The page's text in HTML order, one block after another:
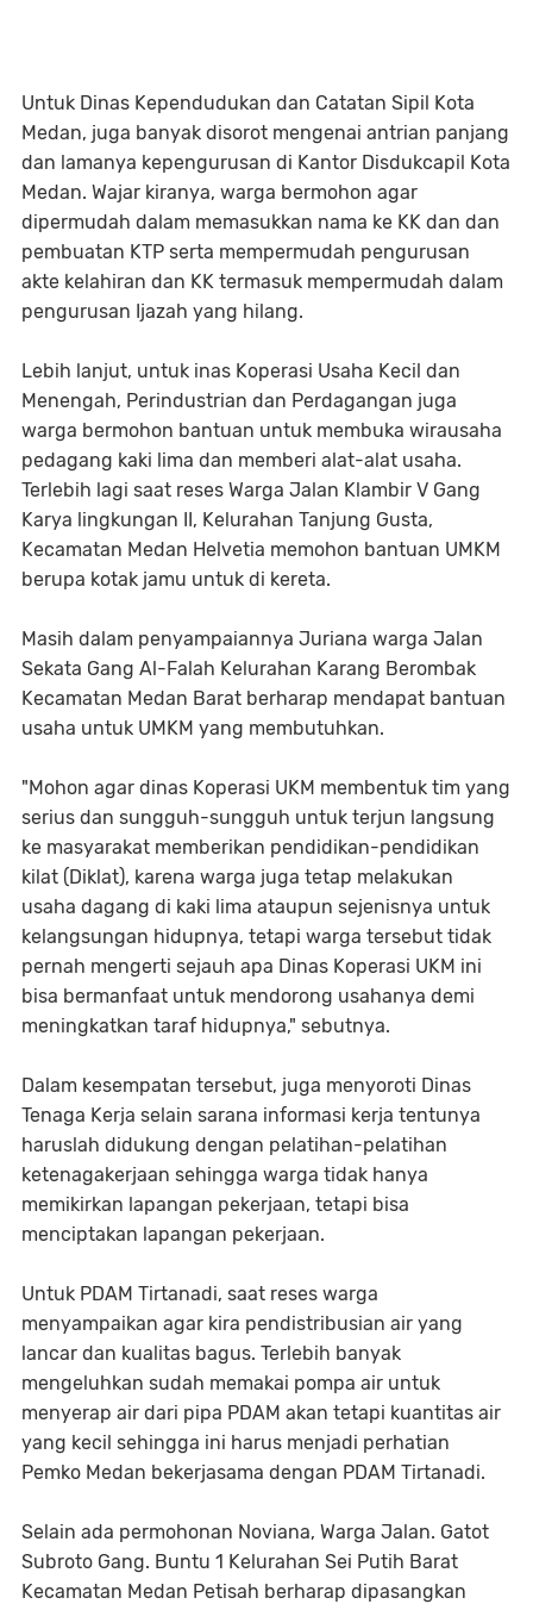
Untuk Dinas Kependudukan dan Catatan Sipil Kota
Medan, juga banyak disorot mengenai antrian panjang
dan lamanya kepengurusan di Kantor Disdukcapil Kota
Medan. Wajar kiranya, warga bermohon agar
dipermudah dalam memasukkan nama ke KK dan dan
pembuatan KTP serta mempermudah pengurusan
akte kelahiran dan KK termasuk mempermudah dalam
pengurusan Ijazah yang hilang.
Lebih lanjut, untuk inas Koperasi Usaha Kecil dan
Menengah, Perindustrian dan Perdagangan juga
warga bermohon bantuan untuk membuka wirausaha
pedagang kaki lima dan memberi alat-alat usaha.
Terlebih lagi saat reses Warga Jalan Klambir V Gang
Karya lingkungan II, Kelurahan Tanjung Gusta,
Kecamatan Medan Helvetia memohon bantuan UMKM
berupa kotak jamu untuk di kereta.
Masih dalam penyampaiannya Juriana warga Jalan
Sekata Gang Al-Falah Kelurahan Karang Berombak
Kecamatan Medan Barat berharap mendapat bantuan
usaha untuk UMKM yang membutuhkan.
"Mohon agar dinas Koperasi UKM membentuk tim yang
serius dan sungguh-sungguh untuk terjun langsung
ke masyarakat memberikan pendidikan-pendidikan
kilat (Diklat), karena warga juga tetap melakukan
usaha dagang di kaki lima ataupun sejenisnya untuk
kelangsungan hidupnya, tetapi warga tersebut tidak
pernah mengerti sejauh apa Dinas Koperasi UKM ini
bisa bermanfaat untuk mendorong usahanya demi
meningkatkan taraf hidupnya," sebutnya.
Dalam kesempatan tersebut, juga menyoroti Dinas
Tenaga Kerja selain sarana informasi kerja tentunya
haruslah didukung dengan pelatihan-pelatihan
ketenagakerjaan sehingga warga tidak hanya
memikirkan lapangan pekerjaan, tetapi bisa
menciptakan lapangan pekerjaan.
Untuk PDAM Tirtanadi, saat reses warga
menyampaikan agar kira pendistribusian air yang
lancar dan kualitas bagus. Terlebih banyak
mengeluhkan sudah memakai pompa air untuk
menyerap air dari pipa PDAM akan tetapi kuantitas air
yang kecil sehingga ini harus menjadi perhatian
Pemko Medan bekerjasama dengan PDAM Tirtanadi.
Selain ada permohonan Noviana, Warga Jalan. Gatot
Subroto Gang. Buntu 1 Kelurahan Sei Putih Barat
Kecamatan Medan Petisah berharap dipasangkan